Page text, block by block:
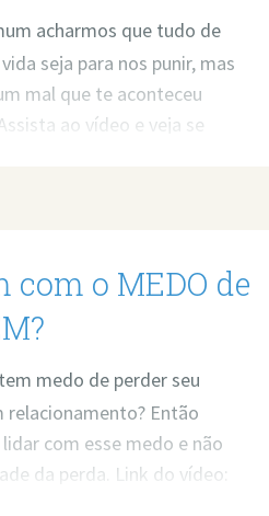
acharmos que tudo de
seja para nos punir, mas
mal que te aconteceu
ao vídeo e veja se
com o MEDO de
medo de perder seu
relacionamento? Então
com esse medo e não
da perda. Link do vídeo: